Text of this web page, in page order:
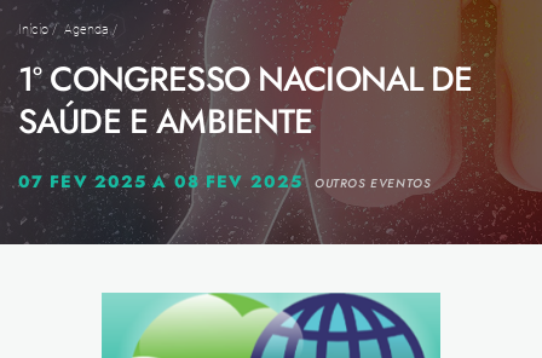
Início/ Agenda/
1º CONGRESSO NACIONAL DE
SAÚDE E AMBIENTE
07 FEV 2025 A 08 FEV 2025 OUTROS EVENTOS